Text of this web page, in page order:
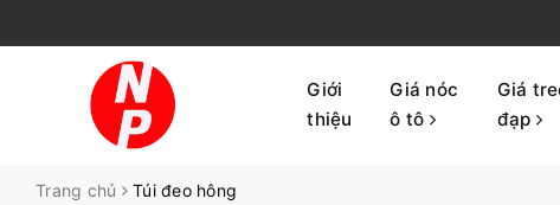
Giới
thiệu
Giá nóc
ô tô
Giá
đạp
Trang chủ Túi đeo hông